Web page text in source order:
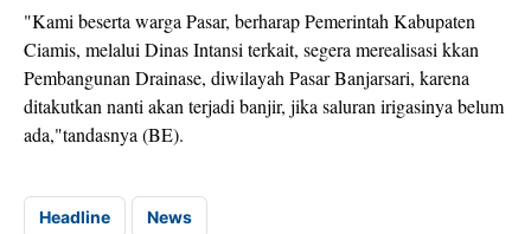
"Kami beserta warga Pasar, berharap Pemerintah Kabupaten
Ciamis, melalui Dinas Intansi terkait, segera merealisasi kkan
Pembangunan Drainase, diwilayah Pasar Banjarsari, karena
ditakutkan nanti akan terjadi banjir, jika saluran irigasinya belum
ada,"tandasnya (BE).
Headline News